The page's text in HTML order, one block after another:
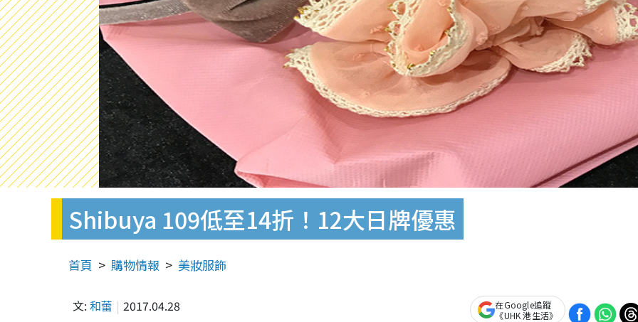
Shibuya 109低至14折！12大日牌優惠
首頁 購物情報 美妝服飾
文: 和蕾 2017.04.28
在Google追蹤
《UHK 港生活》